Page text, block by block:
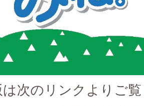
は次のリンクよりご